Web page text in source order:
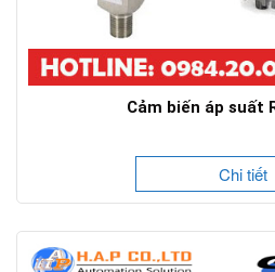
Cảm biến áp suất
Chi tiết